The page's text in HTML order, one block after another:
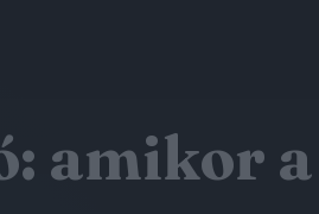
amikor a